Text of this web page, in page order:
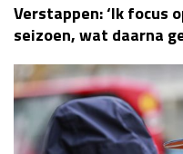
GP AZERBEIDZJAN
Kwalificatie
Verstappen: ‘Ik focus
seizoen, wat daarna